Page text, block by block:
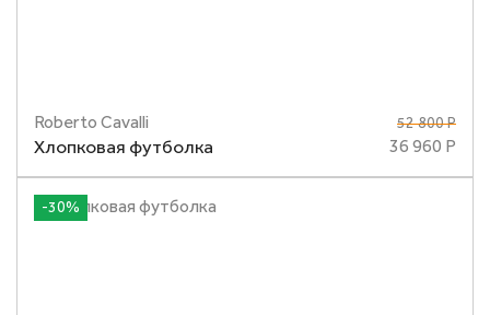
Размеры
Roberto Cavalli
Хлопковая футболка
52 800 Р
36 960 Р
-30%